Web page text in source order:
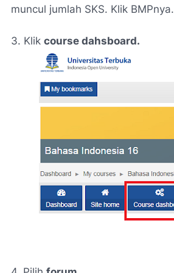
muncul jumlah SKS. Klik BMPnya.
3. Klik course dahsboard.